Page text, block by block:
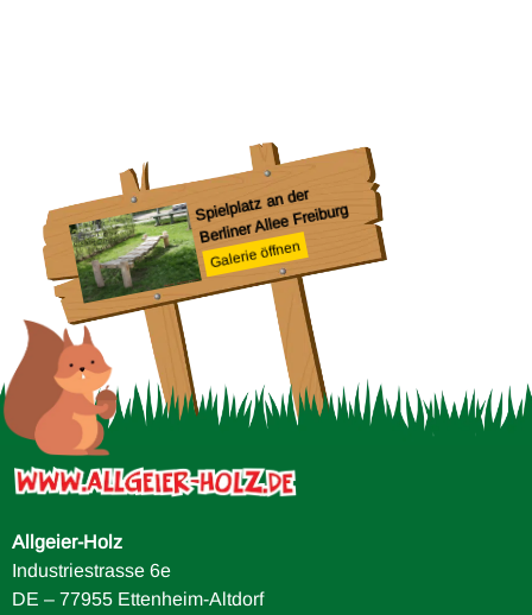
Spielplatz an der
Berliner Allee Freiburg
Galerie öffnen
Allgeier-Holz
Industriestrasse 6e
DE – 77955 Ettenheim-Altdorf